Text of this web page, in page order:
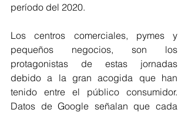
período del 2020.
Los centros comerciales, pymes y
pequeños negocios, son los
protagonistas de estas jornadas
debido a la gran acogida que han
tenido entre el público consumidor.
Datos de Google señalan que cada